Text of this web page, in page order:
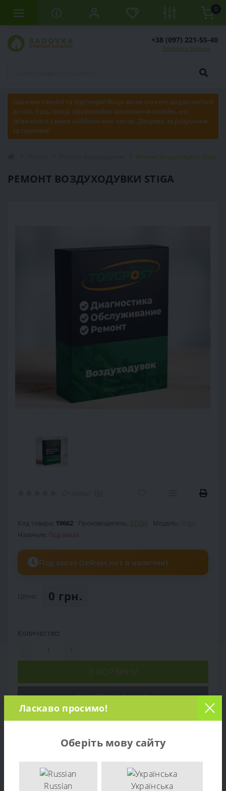
0
+38 (097) 221-55-40
Заказать звонок
Шановні клієнти та партнери! Якщо ви не можете додзвонитися
до нас, будь ласка, оформляйте замовлення онлайн, ми
зв'яжемося з вами найближчим часом. Дякуємо за розуміння
та терпіння!
Ремонт воздуходувки Stiga
РЕМОНТ ВОЗДУХОДУВКИ STIGA
(0)
Код товара: 19662 Производитель: STIGA Модель:
Наличие: Под заказ
Под заказ (сейчас нет в наличии)
0 грн.
Количество:
В КОРЗИНУ
БЫСТРЫЙ ЗАКАЗ
Ласкаво просимо!
Оберіть мову сайту
Russian Українська